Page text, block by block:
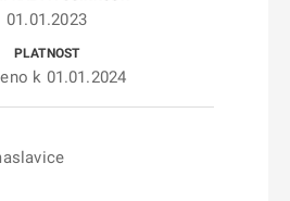
01.01.2023
k 01.01.2024